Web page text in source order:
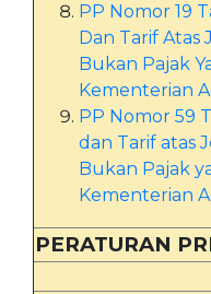
PP Nomor 19
Dan Tarif Atas
Bukan Pajak
Kementerian
PP Nomor 59
dan Tarif atas
Bukan Pajak
Kementerian
PERATURAN